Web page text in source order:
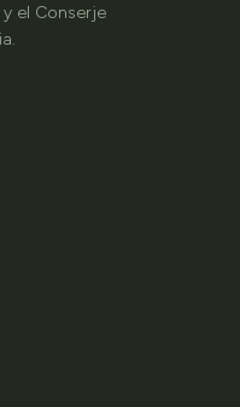
el Conserje